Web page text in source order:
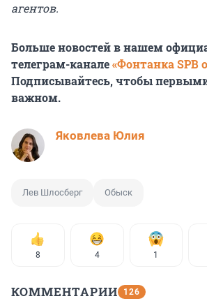
агентов.
Больше новостей в нашем
телеграм-канале«Фонтанка SPB
Подписывайтесь, чтобы
важном.
Яковлева Юлия
Лев Шлосберг Обыск
8 4 1
КОММЕНТАРИИ 126